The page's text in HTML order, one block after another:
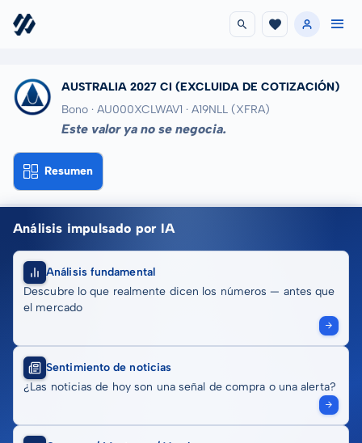
AUSTRALIA 2027 CI (EXCLUIDA DE COTIZACIÓN)
Bono · AU000XCLWAV1 · A19NLL (XFRA)
Este valor ya no se negocia.
Resumen
Análisis impulsado por IA
Análisis fundamental
Descubre lo que realmente dicen los números — antes que
el mercado
Sentimiento de noticias
¿Las noticias de hoy son una señal de compra o una alerta?